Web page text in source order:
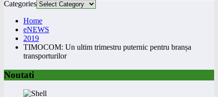
Categories
Home
eNEWS
2019
TIMOCOM: Un ultim trimestru puternic pentru branșa
transporturilor
Noutati